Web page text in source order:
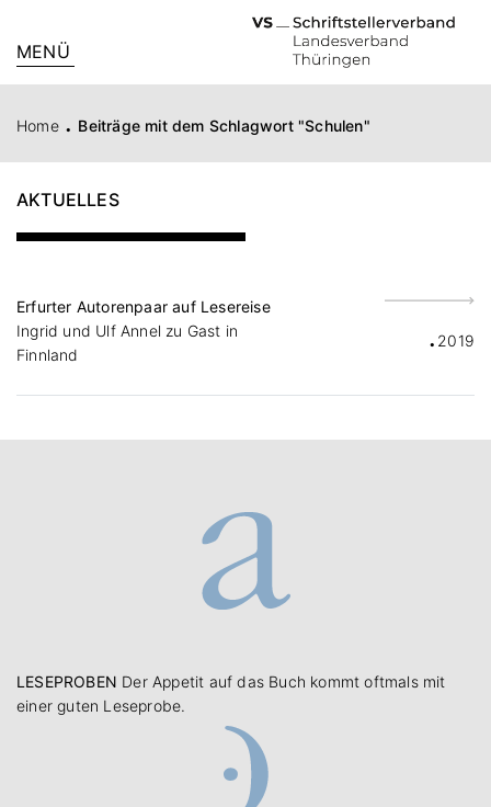
MENÜ
Home . Beiträge mit dem Schlagwort "Schulen"
AKTUELLES
Erfurter Autorenpaar auf Lesereise
Ingrid und Ulf Annel zu Gast in
Finnland
. 2019
LESEPROBEN Der Appetit auf das Buch kommt oftmals mit
einer guten Leseprobe.